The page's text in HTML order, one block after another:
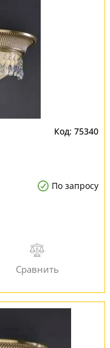
75340
По запросу